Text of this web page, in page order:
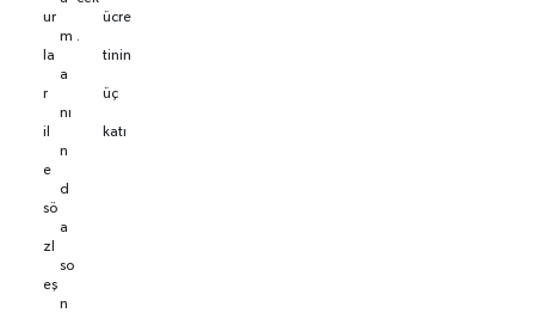
ur
la
r
il
e
sö
zl
eş
m
a
nı
n
d
a
so
n
.
ücre
tinin
üç
katı